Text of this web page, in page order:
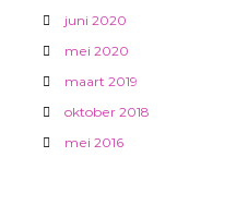
juni 2020
mei 2020
maart 2019
oktober 2018
mei 2016